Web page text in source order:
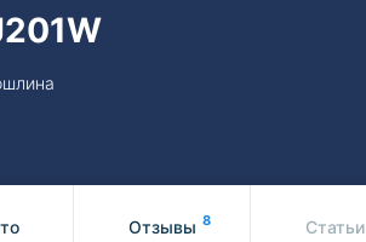
Отзывы 8 Статьи